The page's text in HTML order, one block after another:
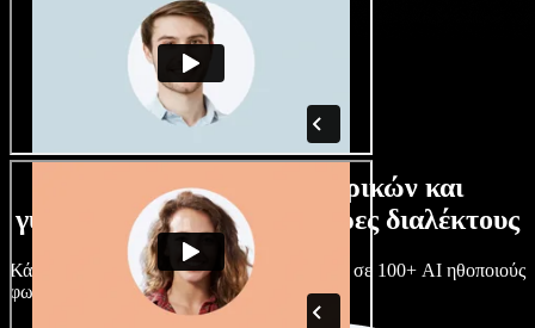
Τεράστια συλλογή ανδρικών και
γυναικείων φωνών με άπειρες διαλέκτους
Κάθε έργο είναι μοναδικό. Διάλεξε ανάμεσα σε 100+ AI ηθοποιούς
φωνής & διαλέκτους και κάν’ τους όπως θες.